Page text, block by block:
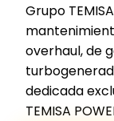
Grupo
overhaul, de
dedicada
TEMISA